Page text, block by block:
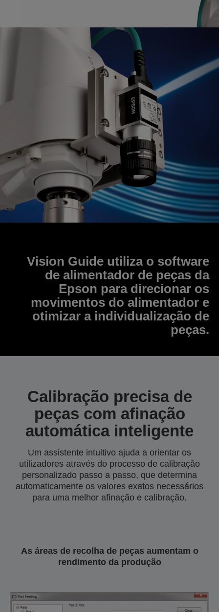
Vision Guide utiliza o software
de alimentador de peças da
Epson para direcionar os
movimentos do alimentador e
otimizar a individualização de
peças.
Calibração precisa de
peças com afinação
automática inteligente
Um assistente intuitivo ajuda a orientar os
utilizadores através do processo de calibração
personalizado passo a passo, que determina
automaticamente os valores exatos necessários
para uma melhor afinação e calibração.
As áreas de recolha de peças aumentam o
rendimento da produção